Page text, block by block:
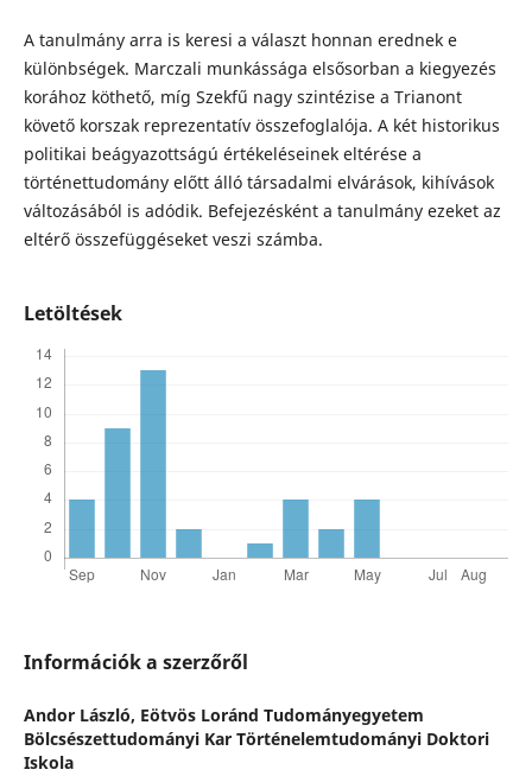
A tanulmány arra is keresi a választ honnan erednek e
különbségek. Marczali munkássága elsősorban a kiegyezés
korához köthető, míg Szekfű nagy szintézise a Trianont
követő korszak reprezentatív összefoglalója. A két historikus
politikai beágyazottságú értékeléseinek eltérése a
történettudomány előtt álló társadalmi elvárások, kihívások
változásából is adódik. Befejezésként a tanulmány ezeket az
eltérő összefüggéseket veszi számba.
Letöltések
Információk a szerzőről
Andor László, Eötvös Loránd Tudományegyetem
Bölcsészettudományi Kar Történelemtudományi Doktori
Iskola